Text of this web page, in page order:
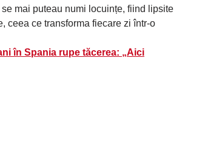
mai puteau numi locuințe, fiind lipsite
ceea ce transforma fiecare zi într-o
în Spania rupe tăcerea: „Aici